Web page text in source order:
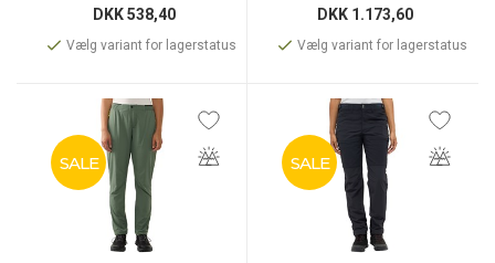
DKK538,40
Vælg variant for lagerstatus
DKK 1.173,60
Vælg variant for lagerstatus
SALE SALE